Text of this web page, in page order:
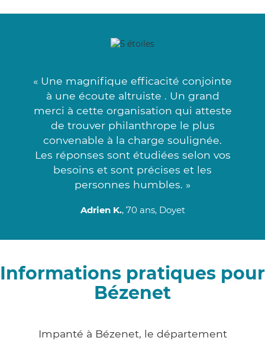
« Une magnifique efficacité conjointe
à une écoute altruiste . Un grand
merci à cette organisation qui atteste
de trouver philanthrope le plus
convenable à la charge soulignée.
Les réponses sont étudiées selon vos
besoins et sont précises et les
personnes humbles. »
Adrien K., 70 ans, Doyet
Informations pratiques pour
Bézenet
Impanté à Bézenet, le département